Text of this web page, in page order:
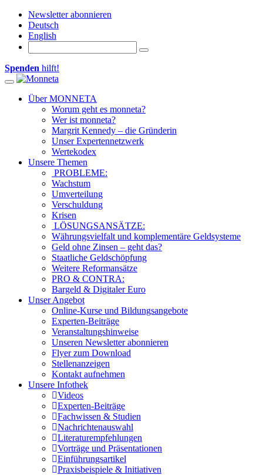
Newsletter abonnieren
Deutsch
English
Spenden hilft!
Toggle navigation
Über MONNETA
Worum geht es monneta?
Wer ist monneta?
Margrit Kennedy – die Gründerin
Unser Expertennetzwerk
Wertekodex
Unsere Themen
PROBLEME:
Wachstum
Umverteilung
Verschuldung
Krisen
LÖSUNGSANSÄTZE:
Währungsvielfalt und komplementäre Geldsysteme
Geld ohne Zinsen – geht das?
Staatliche Geldschöpfung
Weitere Reformansätze
PRO & CONTRA:
Bargeld & Digitaler Euro
Unser Angebot
Online-Kurse und Bildungsangebote
Experten-Beiträge
Veranstaltungshinweise
Unseren Newsletter abonnieren
Flyer zum Download
Stellenanzeigen
Kontakt aufnehmen
Unsere Infothek
Videos
Experten-Beiträge
Fachwissen & Studien
Nachrichtenauswahl
Literaturempfehlungen
Vorträge und Präsentationen
Einführungsartikel
Praxisbeispiele & Initiativen